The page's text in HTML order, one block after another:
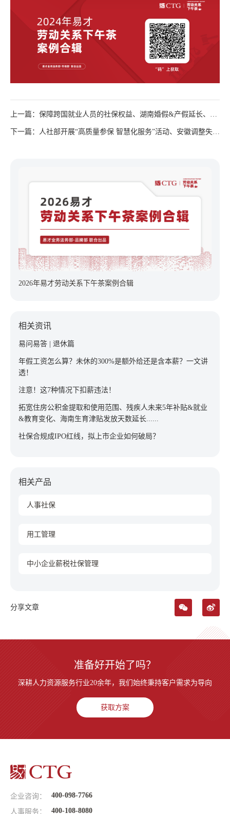
上一篇：保障跨国就业人员的社保权益、湖南婚假&产假延长、北
京发布三季度人力资源市场薪酬数据报告......
下一篇：人社部开展“高质量参保 智慧化服务”活动、安徽调整失业
2026年易才劳动关系下午茶案例合辑
相关资讯
易问易答 | 退休篇
年假工资怎么算？未休的300%是额外给还是含本薪？一文讲
透！
注意！这7种情况下扣薪违法！
拓宽住房公积金提取和使用范围、残疾人未来5年补贴&就业
&教育变化、海南生育津贴发放天数延长......
社保合规成IPO红线，拟上市企业如何破局？
相关产品
人事社保
用工管理
中小企业薪税社保管理
分享文章
准备好开始了吗？
深耕人力资源服务行业20余年，我们始终秉持客户需求为导向
获取方案
企业咨询： 400-098-7766
人事服务： 400-108-8080